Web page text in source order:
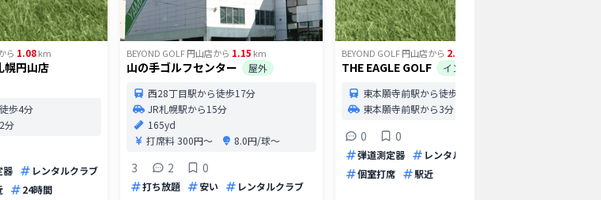
ら 1.08km
円山店
歩4分
分
器
レンタルクラブ
24時間
BEYOND GOLF 円山店から 1.15 km
山の手ゴルフセンター
屋外
西28丁目駅から徒歩17分
JR札幌駅から15分
165yd
打席料300円〜 8.0円/球〜
3 2 0
打ち放題 安い レンタルクラブ
BEYOND GOLF 円山店から 2.59
THE EAGLE GOLF
インドア
東本願寺前駅から徒歩5分
東本願寺前駅から3分
0 0
弾道測定器
レンタルクラブ
個室打席
駅近